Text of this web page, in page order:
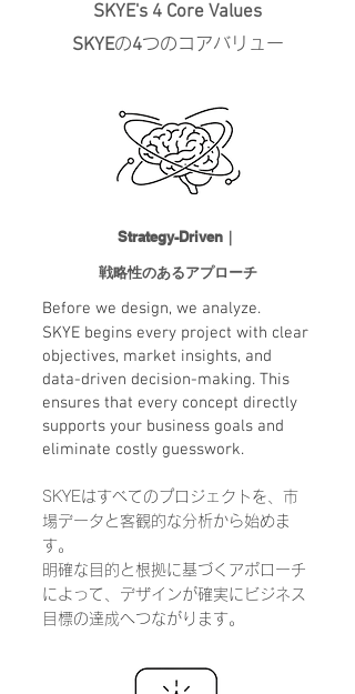
SKYE's 4 Core Values
SKYEの4つのコアバリュー
Strategy-Driven｜
戦略性のあるアプローチ
Before we design, we analyze.
SKYE begins every project with clear
objectives, market insights, and
data-driven decision-making. This
ensures that every concept directly
supports your business goals and
eliminate costly guesswork.
SKYEはすべてのプロジェクトを、市
場データと客観的な分析から始めま
す。
明確な目的と根拠に基づくアポローチ
によって、デザインが確実にビジネス
目標の達成へつながります。